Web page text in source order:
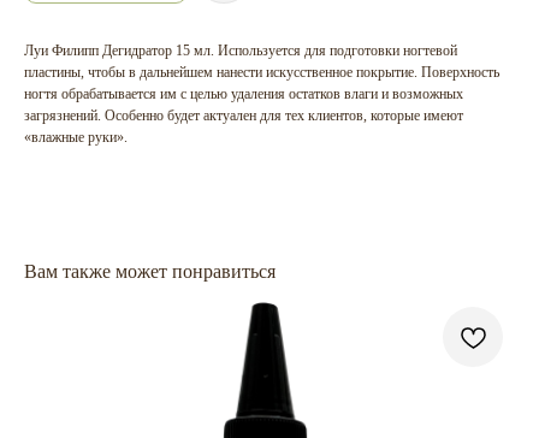
Луи Филипп Дегидратор 15 мл. Используется для подготовки ногтевой
пластины, чтобы в дальнейшем нанести искусственное покрытие. Поверхность
ногтя обрабатывается им с целью удаления остатков влаги и возможных
загрязнений. Особенно будет актуален для тех клиентов, которые имеют
«влажные руки».
Вам также может понравиться